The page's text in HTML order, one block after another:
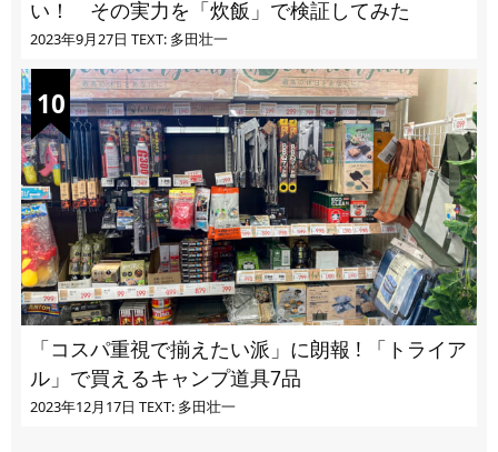
い！ その実力を「炊飯」で検証してみた
2023年9月27日 TEXT: 多田壮一
「コスパ重視で揃えたい派」に朗報 ! 「トライア
ル」で買えるキャンプ道具7品
2023年12月17日 TEXT: 多田壮一